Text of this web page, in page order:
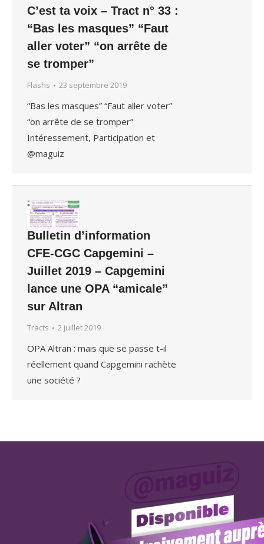
C’est ta voix – Tract n° 33 :
“Bas les masques” “Faut
aller voter” “on arrête de
se tromper”
Flashs 23 septembre 2019
“Bas les masques” “Faut aller voter”
“on arrête de se tromper”
Intéressement, Participation et
@maguiz
Bulletin d’information
CFE-CGC Capgemini –
Juillet 2019 – Capgemini
lance une OPA “amicale”
sur Altran
Tracts 2 juillet 2019
OPA Altran : mais que se passe t-il
réellement quand Capgemini rachète
une société ?